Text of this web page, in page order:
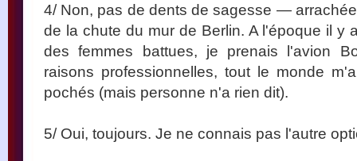
4/ Non, pas de dents de sagesse —
de la chute du mur de Berlin. A l'époque il y
des femmes battues, je prenais l'avion
raisons professionnelles, tout le monde
pochés (mais personne n'a rien dit).
5/ Oui, toujours. Je ne connais pas l'autre